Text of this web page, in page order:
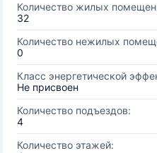
Количество жилых
32
Количество нежилых
0
Класс энергетической
Не присвоен
Количество подъездов:
4
Количество этажей: